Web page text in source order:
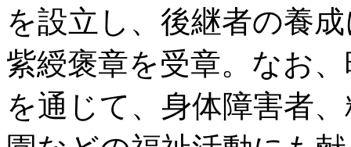
を設立し、後継者の養
紫綬褒章を受章。なお
を通じて、身体障害者